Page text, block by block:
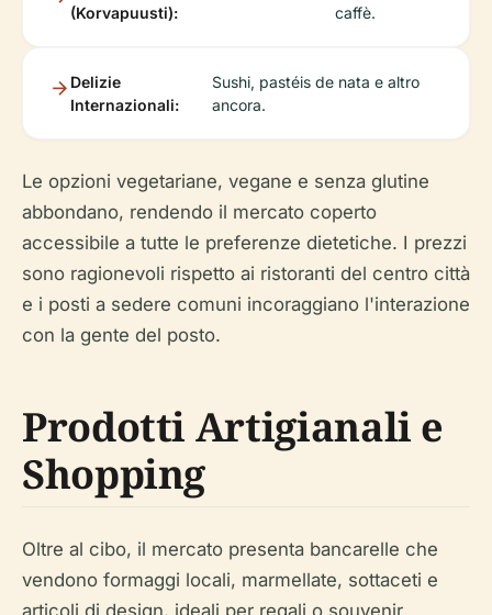
(Korvapuusti):
caffè.
Delizie
Internazionali:
Sushi, pastéis de nata e altro
ancora.
Le opzioni vegetariane, vegane e senza glutine
abbondano, rendendo il mercato coperto
accessibile a tutte le preferenze dietetiche. I prezzi
sono ragionevoli rispetto ai ristoranti del centro città
e i posti a sedere comuni incoraggiano l'interazione
con la gente del posto.
Prodotti Artigianali e
Shopping
Oltre al cibo, il mercato presenta bancarelle che
vendono formaggi locali, marmellate, sottaceti e
articoli di design, ideali per regali o souvenir.